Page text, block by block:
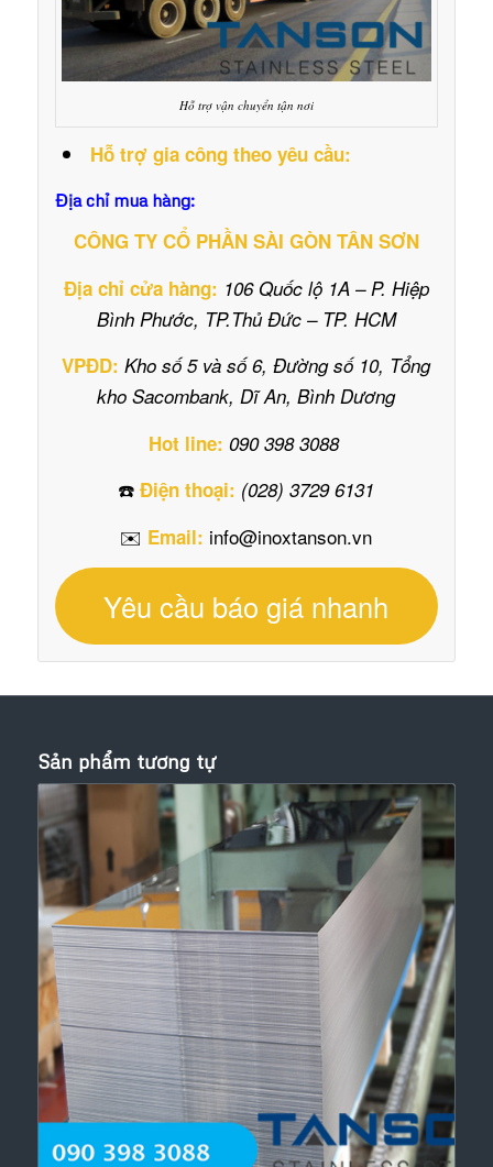
Hỗ trợ vận chuyển tận nơi
Hỗ trợ gia công theo yêu cầu:
Địa chỉ mua hàng:
CÔNG TY CỔ PHẦN SÀI GÒN TÂN SƠN
Địa chỉ cửa hàng: 106 Quốc lộ 1A – P. Hiệp
Bình Phước, TP.Thủ Đức – TP. HCM
VPĐD: Kho số 5 và số 6, Đường số 10, Tổng
kho Sacombank, Dĩ An, Bình Dương
Hot line: 090 398 3088
☎️Điện thoại: (028) 3729 6131
✉️ Email: info@inoxtanson.vn
Yêu cầu báo giá nhanh
Sản phẩm tương tự